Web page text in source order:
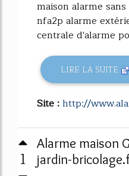
maison alarme
nfa2p alarme
centrale d'alarme
LIRE LA SUITE
Site :http://
1
Alarme maison
jardin-